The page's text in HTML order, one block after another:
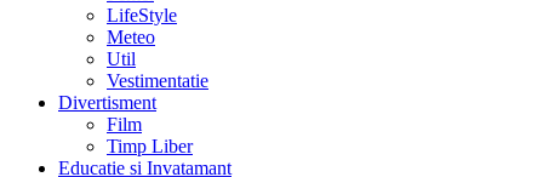
LifeStyle
Meteo
Util
Vestimentatie
Divertisment
Film
Timp Liber
Educatie si Invatamant